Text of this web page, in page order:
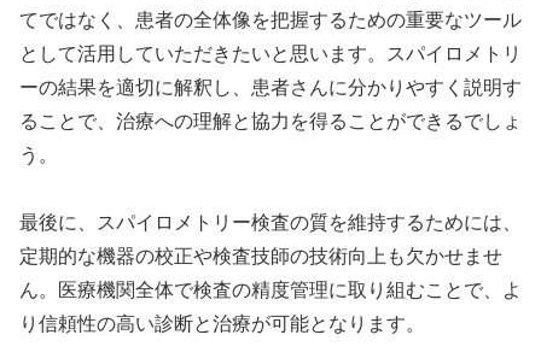
てではなく、患者の全体像を把握するための重要なツール
として活用していただきたいと思います。スパイロメトリ
ーの結果を適切に解釈し、患者さんに分かりやすく説明す
ることで、治療への理解と協力を得ることができるでしょ
う。
最後に、スパイロメトリー検査の質を維持するためには、
定期的な機器の校正や検査技師の技術向上も欠かせませ
ん。医療機関全体で検査の精度管理に取り組むことで、よ
り信頼性の高い診断と治療が可能となります。